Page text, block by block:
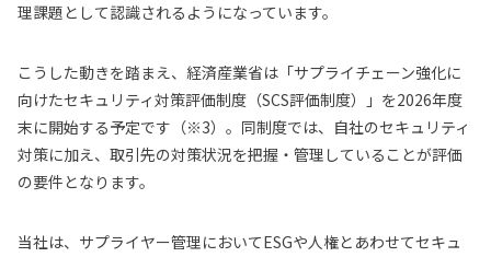
理課題として認識されるようになっています。
こうした動きを踏まえ、経済産業省は「サプライチェーン強化に
向けたセキュリティ対策評価制度（SCS評価制度）」を2026年度
末に開始する予定です（※3）。同制度では、自社のセキュリティ
対策に加え、取引先の対策状況を把握・管理していることが評価
の要件となります。
当社は、サプライヤー管理においてESGや人権とあわせてセキュ